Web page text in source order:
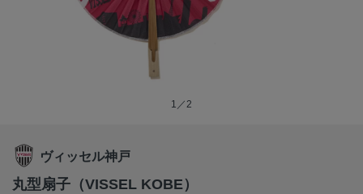
1／2
ヴィッセル神戸
丸型扇子（VISSEL KOBE）